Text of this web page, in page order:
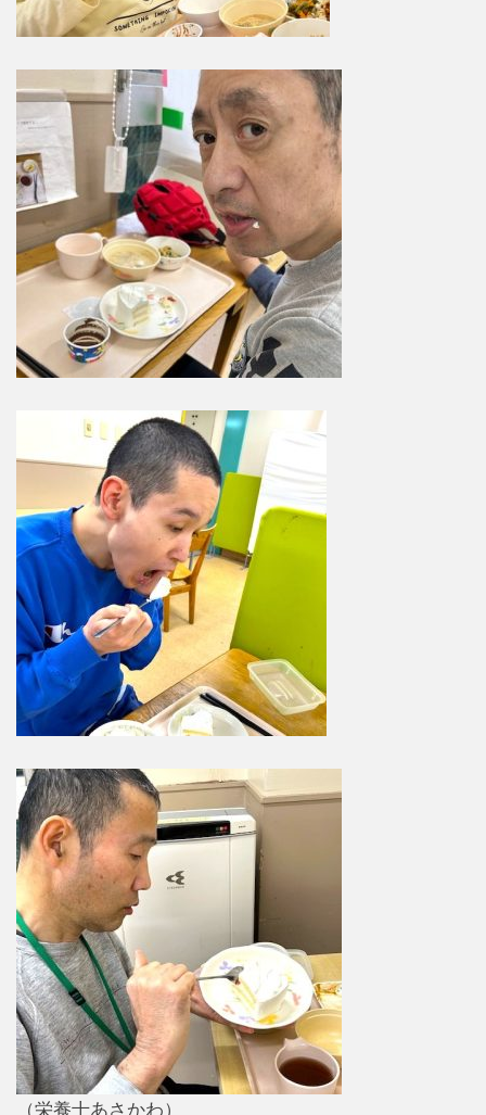
（栄養士あさかわ）